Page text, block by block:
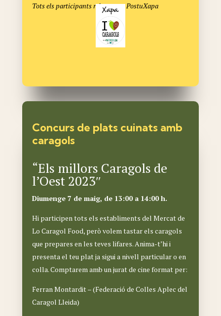
Tots els participants rebran una PostuXapa
Concurs de plats cuinats amb
caragols
“Els millors Caragols de
l’Oest 2023″
Diumenge 7 de maig, de 13:00 a 14:00 h.
Hi participen tots els establiments del Mercat de
Lo Caragol Food, però volem tastar els caragols
que prepares en les teves lifares. Anima-t’hi i
presenta el teu plat ja sigui a nivell particular o en
colla. Comptarem amb un jurat de cine format per:
Ferran Montardit – (Federació de Colles Aplec del
Caragol Lleida)